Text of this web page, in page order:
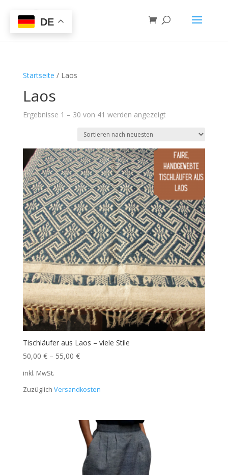
Startseite / Laos
Laos
Ergebnisse 1 – 30 von 41 werden angezeigt
Tischläufer aus Laos – viele Stile
50,00 €– 55,00 €
inkl. MwSt.
Zuzüglich Versandkosten
DE